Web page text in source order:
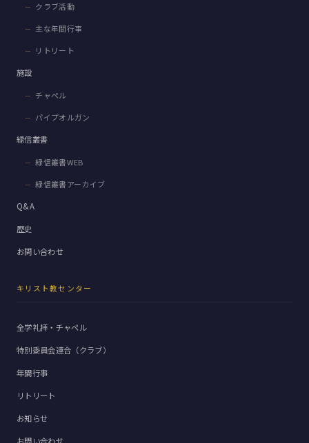
クラブ活動
主な年間行事
リトリート
施設
チャペル
パイプオルガン
緑信叢書
緑信叢書WEB
緑信叢書アーカイブ
Q&A
歴史
お問い合わせ
キリスト教センター
全学礼拝・チャペル
特別委員会連合（クラブ）
年間行事
リトリート
お知らせ